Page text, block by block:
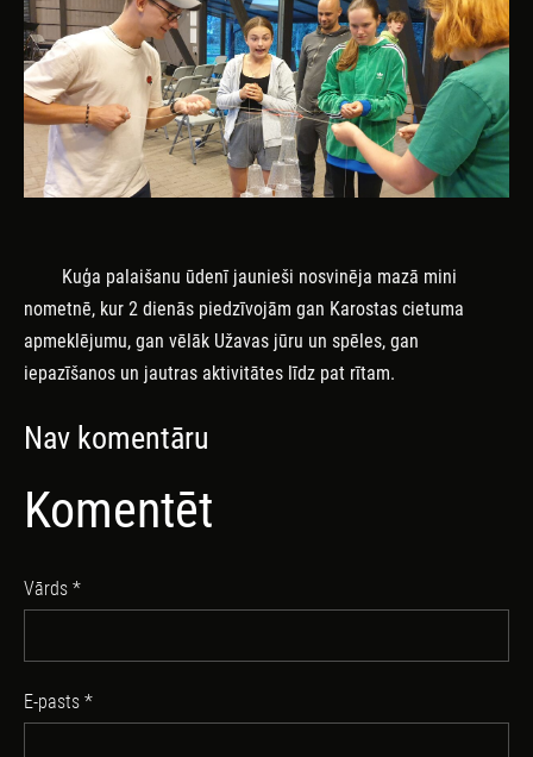
Kuģa palaišanu ūdenī jaunieši nosvinēja mazā mini
nometnē, kur 2 dienās piedzīvojām gan Karostas cietuma
apmeklējumu, gan vēlāk Užavas jūru un spēles, gan
iepazīšanos un jautras aktivitātes līdz pat rītam.
Nav komentāru
Komentēt
Vārds *
E-pasts *